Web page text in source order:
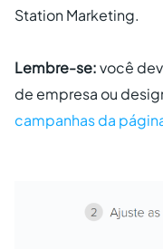
Station Marketing.
Lembre-se:você
de empresa ou
campanhas da